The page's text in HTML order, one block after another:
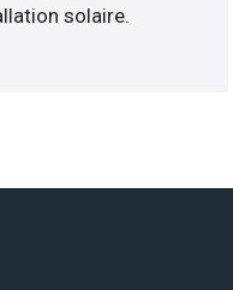
solaire.